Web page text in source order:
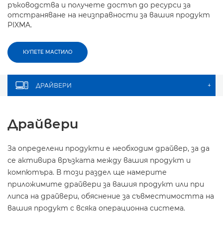
ръководства и получете достъп до ресурси за
отстраняване на неизправности за вашия продукт
PIXMA.
КУПЕТЕ МАСТИЛО
ДРАЙВЕРИ +
Драйвери
За определени продукти е необходим драйвер, за да
се активира връзката между вашия продукт и
компютъра. В този раздел ще намерите
приложимите драйвери за вашия продукт или при
липса на драйвери, обяснение за съвместимостта на
вашия продукт с всяка операционна система.